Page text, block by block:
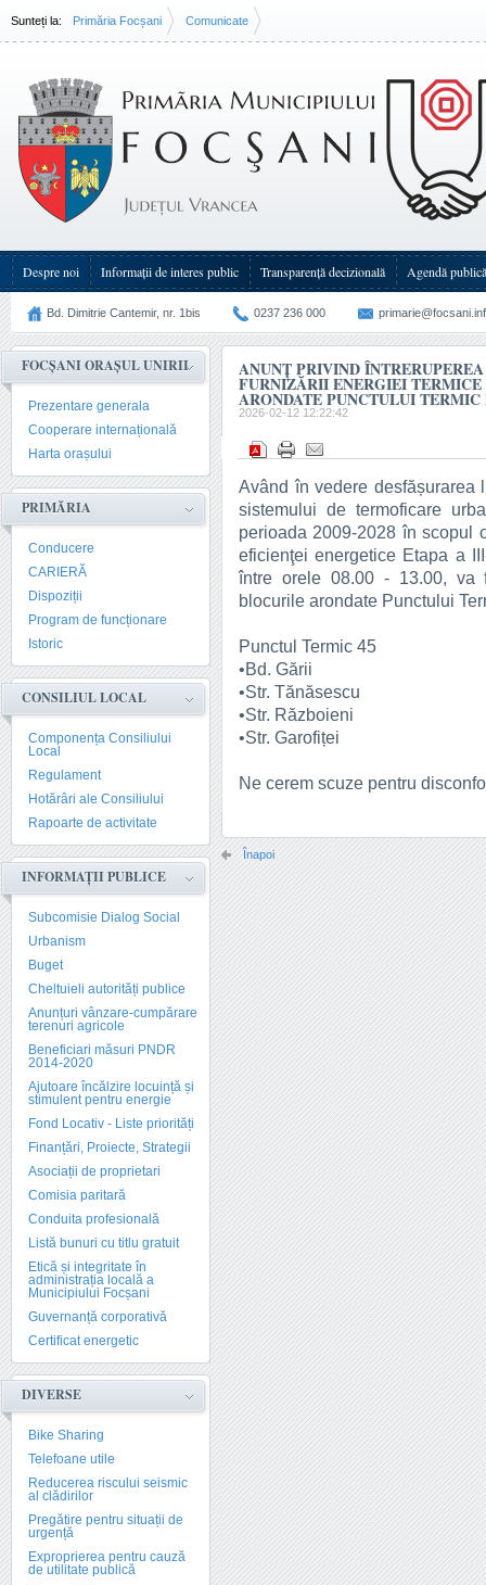
Sunteți la: Primăria Focșani Comunicate
Despre noi Informații de interes public Transparenţă decizională Agendă publică
Bd. Dimitrie Cantemir, nr. 1bis 0237 236 000
FOCȘANI ORAȘUL UNIRII
Prezentare generala
Cooperare internațională
Harta orașului
PRIMĂRIA
Conducere
CARIERĂ
Dispoziții
Program de funcționare
Istoric
CONSILIUL LOCAL
Componența Consiliului
Local
Regulament
Hotărâri ale Consiliului
Rapoarte de activitate
INFORMAȚII PUBLICE
Subcomisie Dialog Social
Urbanism
Buget
Cheltuieli autorități publice
Anunțuri vânzare-cumpărare
terenuri agricole
Beneficiari măsuri PNDR
2014-2020
Ajutoare încălzire locuință și
stimulent pentru energie
Fond Locativ - Liste priorități
Finanțări, Proiecte, Strategii
Asociații de proprietari
Comisia paritară
Conduita profesională
Listă bunuri cu titlu gratuit
Etică și integritate în
administrația locală a
Municipiului Focșani
Guvernanță corporativă
Certificat energetic
DIVERSE
Bike Sharing
Telefoane utile
Reducerea riscului seismic
al clădirilor
Pregătire pentru situații de
urgență
Exproprierea pentru cauză
de utilitate publică
ANUNȚ PRIVIND
FURNIZĂRII ENERGIEI
ARONDATE PUNCTULUI TERMIC
2026-02-12 12:22:42
Având în vedere desfășurarea
sistemului de termoficare
perioada 2009-2028 în scopul
eficienţei energetice Etapa a
între orele 08.00 - 13.00, va
blocurile arondate Punctului
Punctul Termic 45
•Bd. Gării
•Str. Tănăsescu
•Str. Războieni
•Str. Garofiței
Ne cerem scuze pentru
Înapoi